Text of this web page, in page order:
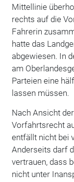
Mittellinie
rechts auf die
Fahrerin
hatte das
abgewiesen. In
am
Parteien eine
lassen müssen.
Nach Ansicht
Vorfahrtsrecht
entfällt nicht bei
Anderseits darf
vertrauen, dass
nicht unter